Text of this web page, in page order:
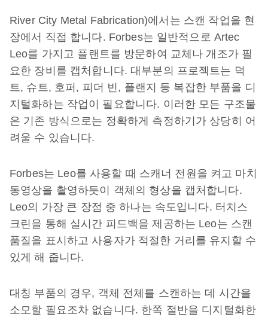
River City Metal Fabrication)에서는 스캔 작업을 현
장에서 직접 합니다. Forbes는 일반적으로 Artec
Leo를 가지고 플랜트를 방문하여 교체나 개조가 필
요한 장비를 캡처합니다. 대부분의 프로젝트는 덕
트, 슈트, 호퍼, 피더 빈, 플랜지 등 복잡한 부품을 디
지털화하는 작업이 필요합니다. 이러한 모든 구조물
은 기존 방식으로는 정확하게 측정하기가 상당히 어
려울 수 있습니다.
Forbes는 Leo를 사용할 때 스캐너 전원을 켜고 마치
동영상을 촬영하듯이 객체의 형상을 캡처합니다.
Leo의 가장 큰 장점 중 하나는 속도입니다. 터치스
크린을 통해 실시간 피드백을 제공하는 Leo는 스캔
품질을 표시하고 사용자가 적절한 거리를 유지할 수
있게 해 줍니다.
대칭 부품의 경우, 객체 전체를 스캔하는 데 시간을
소모할 필요조차 없습니다. 한쪽 절반을 디지털화한